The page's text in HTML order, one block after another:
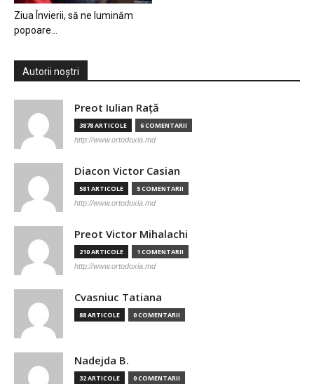
Ziua Învierii, să ne luminăm
popoare…
Autorii noștri
Preot Iulian Raţă
3878 ARTICOLE 6 COMENTARII
http://www.ortodoxia.md
Diacon Victor Casian
581 ARTICOLE 5 COMENTARII
http://www.ortodoxia.md
Preot Victor Mihalachi
210 ARTICOLE 1 COMENTARII
http://www.ortodoxia.md
Cvasniuc Tatiana
88 ARTICOLE 0 COMENTARII
Nadejda B.
32 ARTICOLE 0 COMENTARII